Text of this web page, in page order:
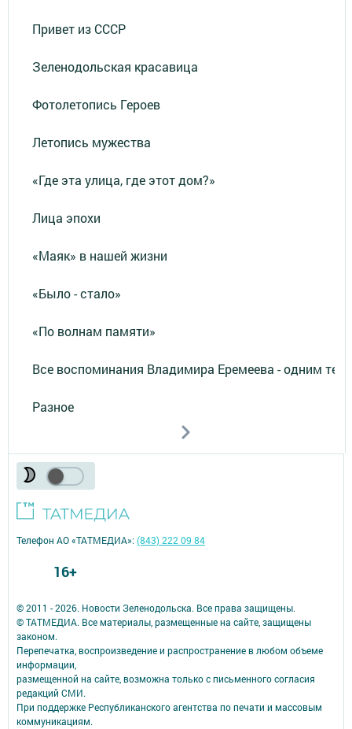
Привет из СССР
Зеленодольская красавица
Фотолетопись Героев
Летопись мужества
«Где эта улица, где этот дом?»
Лица эпохи
«Маяк» в нашей жизни
«Было - стало»
«По волнам памяти»
Все воспоминания Владимира Еремеева - одним
Разное
© 2011 - 2026. Новости Зеленодольска. Все права защищены.
© ТАТМЕДИА. Все материалы, размещенные на сайте, защищены
законом.
Перепечатка, воспроизведение и распространение в любом объеме
информации,
размещенной на сайте, возможна только с письменного согласия
редакций СМИ.
При поддержке Республиканского агентства по печати и массовым
коммуникациям.
Телефон АО «ТАТМЕДИА»:(843) 222 09 84
16+